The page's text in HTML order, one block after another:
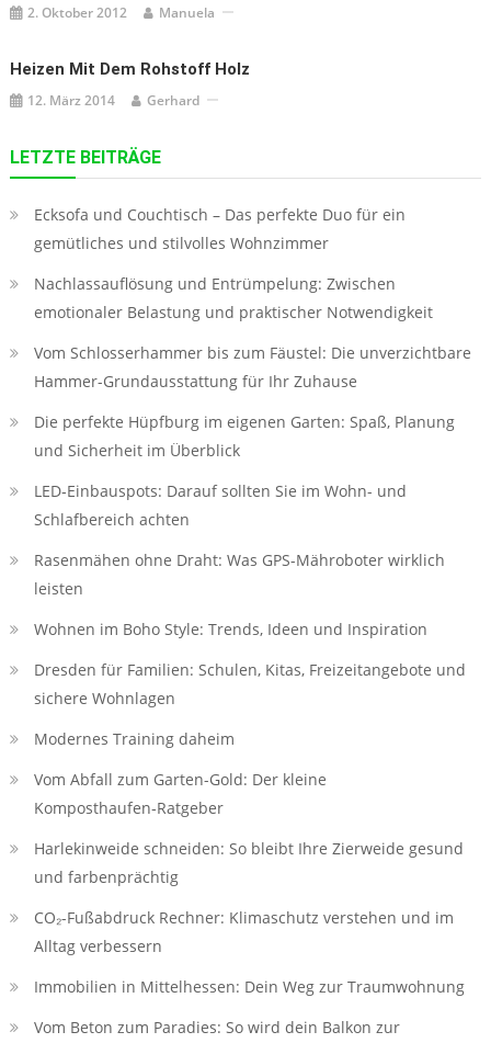
2. Oktober 2012 Manuela
Heizen Mit Dem Rohstoff Holz
12. März 2014 Gerhard
LETZTE BEITRÄGE
Ecksofa und Couchtisch – Das perfekte Duo für ein
gemütliches und stilvolles Wohnzimmer
Nachlassauflösung und Entrümpelung: Zwischen
emotionaler Belastung und praktischer Notwendigkeit
Vom Schlosserhammer bis zum Fäustel: Die unverzichtbare
Hammer-Grundausstattung für Ihr Zuhause
Die perfekte Hüpfburg im eigenen Garten: Spaß, Planung
und Sicherheit im Überblick
LED‑Einbauspots: Darauf sollten Sie im Wohn- und
Schlafbereich achten
Rasenmähen ohne Draht: Was GPS-Mähroboter wirklich
leisten
Wohnen im Boho Style: Trends, Ideen und Inspiration
Dresden für Familien: Schulen, Kitas, Freizeitangebote und
sichere Wohnlagen
Modernes Training daheim
Vom Abfall zum Garten-Gold: Der kleine
Komposthaufen‑Ratgeber
Harlekinweide schneiden: So bleibt Ihre Zierweide gesund
und farbenprächtig
CO₂-Fußabdruck Rechner: Klimaschutz verstehen und im
Alltag verbessern
Immobilien in Mittelhessen: Dein Weg zur Traumwohnung
Vom Beton zum Paradies: So wird dein Balkon zur